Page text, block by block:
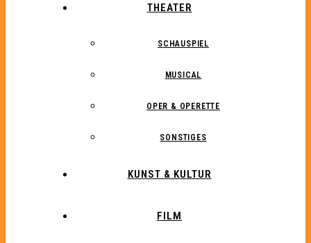
THEATER
SCHAUSPIEL
MUSICAL
OPER & OPERETTE
SONSTIGES
KUNST & KULTUR
FILM